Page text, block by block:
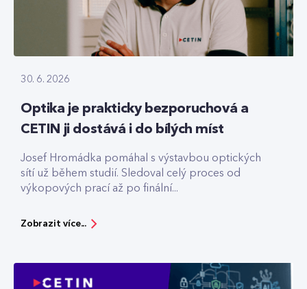
30. 6. 2026
Optika je prakticky bezporuchová a
CETIN ji dostává i do bílých míst
Josef Hromádka pomáhal s výstavbou optických
sítí už během studií. Sledoval celý proces od
výkopových prací až po finální...
Zobrazit více...